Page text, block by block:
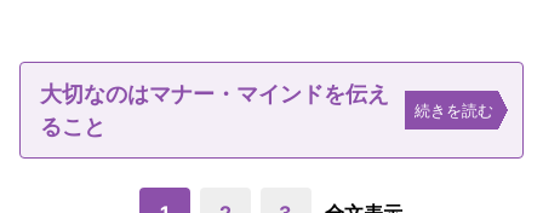
大切なのはマナー・マインドを伝え
ること
続きを読む